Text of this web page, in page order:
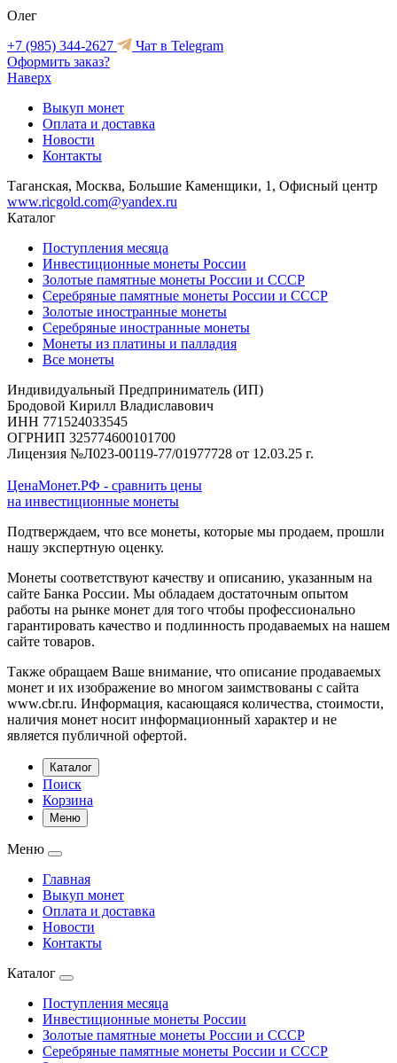
Олег
+7 (985) 344-2627
Чат в Telegram
Оформить заказ?
Наверх
Выкуп монет
Оплата и доставка
Новости
Контакты
Таганская, Москва, Большие Каменщики, 1, Офисный центр
www.ricgold.com@yandex.ru
Каталог
Поступления месяца
Инвестиционные монеты России
Золотые памятные монеты России и СССР
Серебряные памятные монеты России и СССР
Золотые иностранные монеты
Серебряные иностранные монеты
Монеты из платины и палладия
Все монеты
Индивидуальный Предприниматель (ИП)
Бродовой Кирилл Владиславович
ИНН 771524033545
ОГРНИП 325774600101700
Лицензия №Л023-00119-77/01977728 от 12.03.25 г.
ЦенаМонет.РФ - сравнить цены
на инвестиционные монеты
Подтверждаем, что все монеты, которые мы продаем, прошли
нашу экспертную оценку.
Монеты соответствуют качеству и описанию, указанным на
сайте Банка России. Мы обладаем достаточным опытом
работы на рынке монет для того чтобы профессионально
гарантировать качество и подлинность продаваемых на нашем
сайте товаров.
Также обращаем Ваше внимание, что описание продаваемых
монет и их изображение во многом заимствованы с сайта
www.cbr.ru. Информация, касающаяся количества, стоимости,
наличия монет носит информационный характер и не
является публичной офертой.
Каталог
Поиск
Корзина
Меню
Меню
Главная
Выкуп монет
Оплата и доставка
Новости
Контакты
Каталог
Поступления месяца
Инвестиционные монеты России
Золотые памятные монеты России и СССР
Серебряные памятные монеты России и СССР